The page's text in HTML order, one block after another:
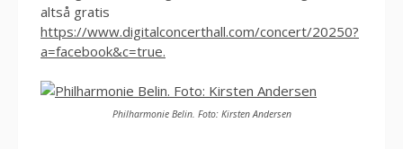
altså gratis
https://www.digitalconcerthall.com/concert/20250?
a=facebook&c=true.
Philharmonie Belin. Foto: Kirsten Andersen